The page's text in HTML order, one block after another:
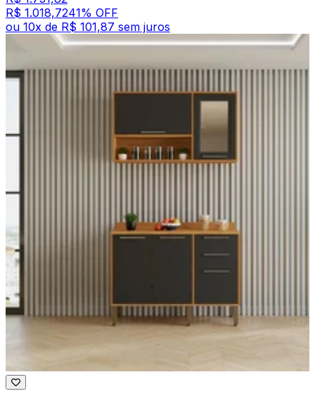
R$ 1.018,7241% OFF
ou 10x de R$ 101,87 sem juros